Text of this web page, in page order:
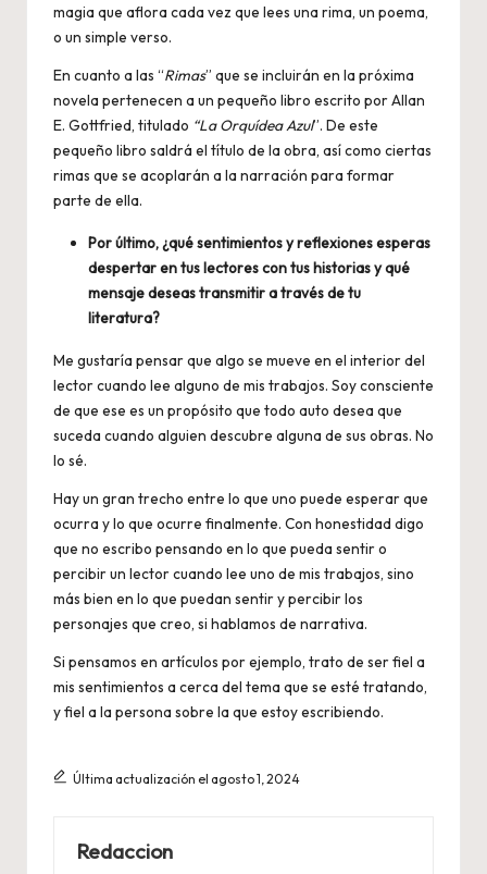
magia que aflora cada vez que lees una rima, un poema,
o un simple verso.
En cuanto a las “Rimas” que se incluirán en la próxima
novela pertenecen a un pequeño libro escrito por Allan
E. Gottfried, titulado “La Orquídea Azul”. De este
pequeño libro saldrá el título de la obra, así como ciertas
rimas que se acoplarán a la narración para formar
parte de ella.
Por último, ¿qué sentimientos y reflexiones esperas
despertar en tus lectores con tus historias y qué
mensaje deseas transmitir a través de tu
literatura?
Me gustaría pensar que algo se mueve en el interior del
lector cuando lee alguno de mis trabajos. Soy consciente
de que ese es un propósito que todo auto desea que
suceda cuando alguien descubre alguna de sus obras. No
lo sé.
Hay un gran trecho entre lo que uno puede esperar que
ocurra y lo que ocurre finalmente. Con honestidad digo
que no escribo pensando en lo que pueda sentir o
percibir un lector cuando lee uno de mis trabajos, sino
más bien en lo que puedan sentir y percibir los
personajes que creo, si hablamos de narrativa.
Si pensamos en artículos por ejemplo, trato de ser fiel a
mis sentimientos a cerca del tema que se esté tratando,
y fiel a la persona sobre la que estoy escribiendo.
Última actualización el agosto 1, 2024
Redaccion